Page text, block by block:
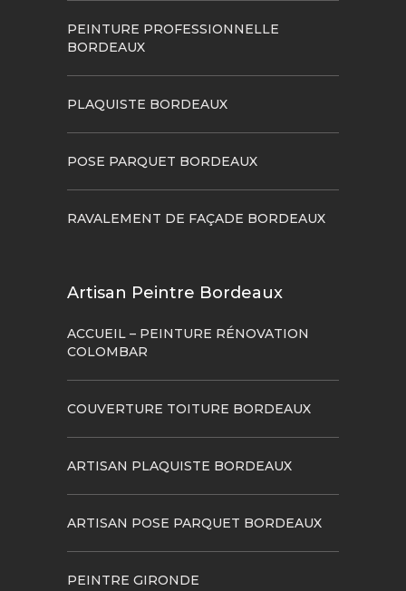
PEINTURE PROFESSIONNELLE
BORDEAUX
PLAQUISTE BORDEAUX
POSE PARQUET BORDEAUX
RAVALEMENT DE FAÇADE BORDEAUX
Artisan Peintre Bordeaux
ACCUEIL – PEINTURE RÉNOVATION
COLOMBAR
COUVERTURE TOITURE BORDEAUX
ARTISAN PLAQUISTE BORDEAUX
ARTISAN POSE PARQUET BORDEAUX
PEINTRE GIRONDE